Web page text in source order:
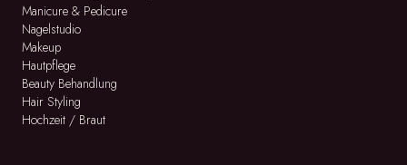
Manicure & Pedicure
Nagelstudio
Makeup
Hautpflege
Beauty Behandlung
Hair Styling
Hochzeit / Braut